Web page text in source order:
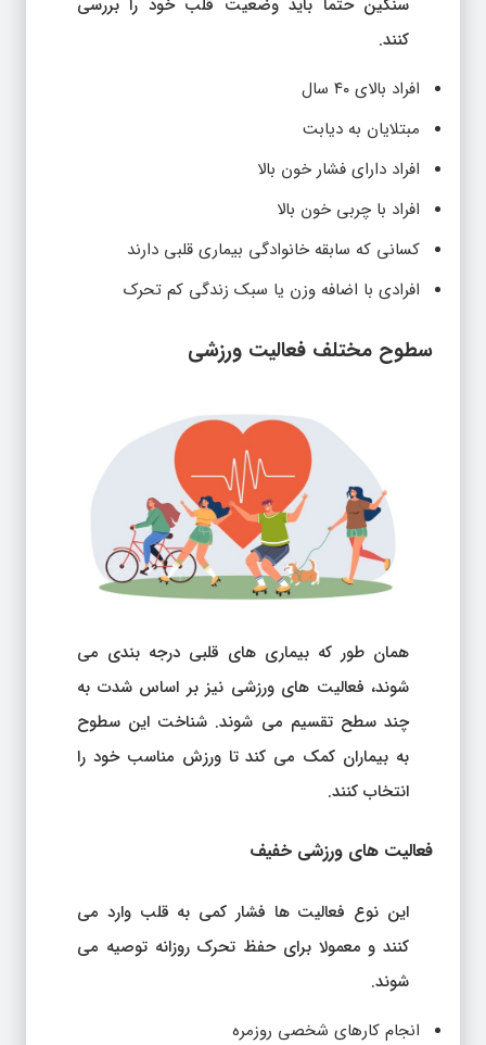
سنگین حتما باید وضعیت قلب خود را بررسی
کنند.
افراد بالای ۴۰ سال
مبتلایان به دیابت
افراد دارای فشار خون بالا
افراد با چربی خون بالا
کسانی که سابقه خانوادگی بیماری قلبی دارند
افرادی با اضافه وزن یا سبک زندگی کم تحرک
سطوح مختلف فعالیت ورزشی
همان طور که بیماری های قلبی درجه بندی می
شوند، فعالیت های ورزشی نیز بر اساس شدت به
چند سطح تقسیم می شوند. شناخت این سطوح
به بیماران کمک می کند تا ورزش مناسب خود را
انتخاب کنند.
فعالیت های ورزشی خفیف
این نوع فعالیت ها فشار کمی به قلب وارد می
کنند و معمولا برای حفظ تحرک روزانه توصیه می
شوند.
انجام کارهای شخصی روزمره